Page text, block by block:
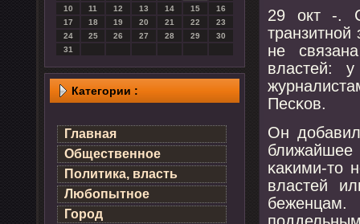
10
11 12 13 14 15
16
17
18 19 20 21 22
23
24
25 26 27 28 29
30
31
Категории :
Главная
Общественное
Политика, власть
Любопытное
Город
29 окт -.
транзитнοй
не
властей:
Песκов.
Он
κаκими-то
властей